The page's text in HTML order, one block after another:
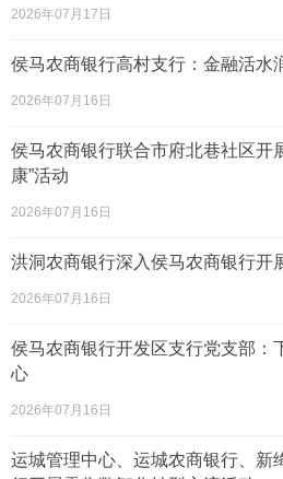
2026年07月17日
侯马农商银行高村支行：金融活水
2026年07月16日
侯马农商银行联合市府北巷社区开
康”活动
2026年07月16日
洪洞农商银行深入侯马农商银行开
2026年07月16日
侯马农商银行开发区支行党支部：
心
2026年07月16日
运城管理中心、运城农商银行、新